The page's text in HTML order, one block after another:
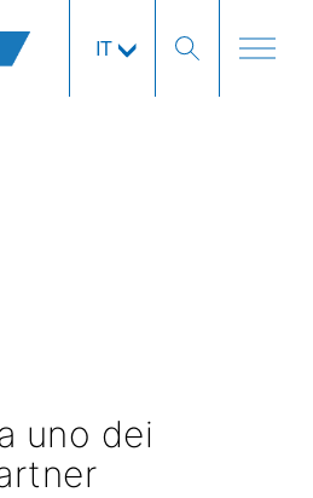
IT
uno dei